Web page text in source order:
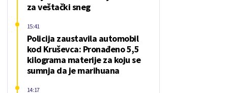
za veštački sneg
Policija zaustavila automobil
kod Kruševca: Pronađeno 5,5
kilograma materije za koju se
sumnja da je marihuana
15:41
14:17